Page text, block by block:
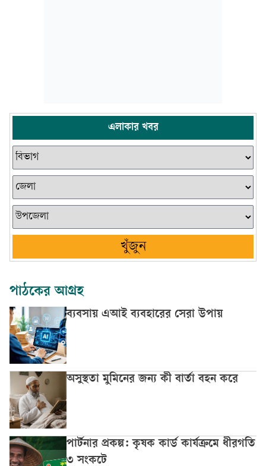
এলাকার খবর
খুঁজুন
পাঠকের আগ্রহ
ব্যবসায় এআই ব্যবহারের সেরা উপায়
অসুস্থতা মুমিনের জন্য কী বার্তা বহন করে
পার্টনার প্রকল্প: কৃষক কার্ড কার্যক্রমে ধীরগতি
৩ সংকটে